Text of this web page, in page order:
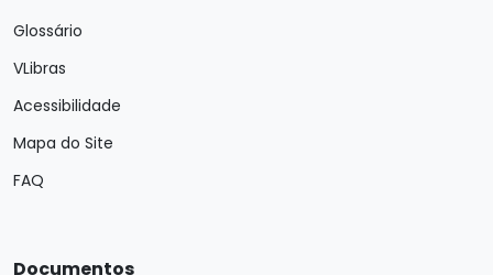
Glossário
VLibras
Acessibilidade
Mapa do Site
FAQ
Documentos